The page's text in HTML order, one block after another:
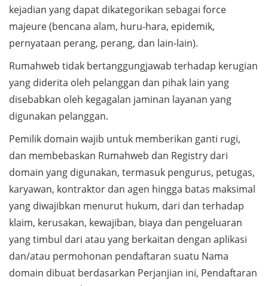
kejadian yang dapat dikategorikan sebagai force
majeure (bencana alam, huru-hara, epidemik,
pernyataan perang, perang, dan lain-lain).
Rumahweb tidak bertanggungjawab terhadap kerugian
yang diderita oleh pelanggan dan pihak lain yang
disebabkan oleh kegagalan jaminan layanan yang
digunakan pelanggan.
Pemilik domain wajib untuk memberikan ganti rugi,
dan membebaskan Rumahweb dan Registry dari
domain yang digunakan, termasuk pengurus, petugas,
karyawan, kontraktor dan agen hingga batas maksimal
yang diwajibkan menurut hukum, dari dan terhadap
klaim, kerusakan, kewajiban, biaya dan pengeluaran
yang timbul dari atau yang berkaitan dengan aplikasi
dan/atau permohonan pendaftaran suatu Nama
domain dibuat berdasarkan Perjanjian ini, Pendaftaran